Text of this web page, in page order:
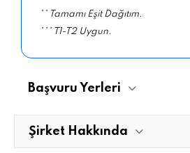
** Tamamı Eşit Dağıtım.
*** T1-T2 Uygun.
Başvuru Yerleri
Şirket Hakkında